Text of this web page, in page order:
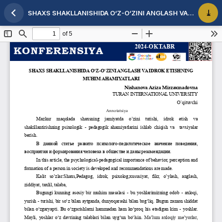
Maqola tafsilotlariga qaytish SHAXS SHAKLLANISHIDA O‘Z-O‘ZINI ANGLASH VA IDROK ETISHNING MUHIM AHAMIYATLARI